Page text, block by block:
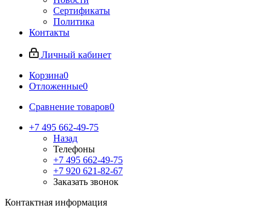
Сертификаты
Политика
Контакты
Личный кабинет
Корзина0
Отложенные0
Сравнение товаров0
+7 495 662-49-75
Назад
Телефоны
+7 495 662-49-75
+7 920 621-82-67
Заказать звонок
Контактная информация